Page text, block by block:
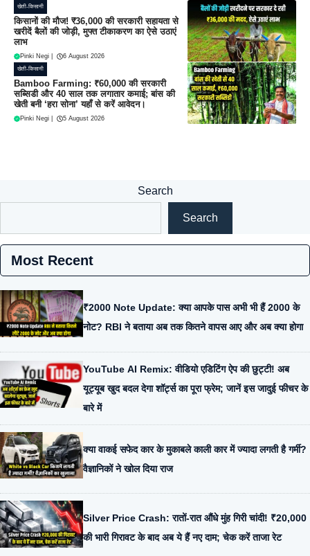
खेती-किसानी
किसानों की मौज! ₹36,000 की सरकारी सहायता से
खरीदें बैलों की जोड़ी, मुफ्त टीकाकरण का ऐसे उठाएं
लाभ
Pinki Negi 6 August 2026
खेती-किसानी
Bamboo Farming: ₹60,000 की सरकारी
सब्सिडी और 40 साल तक लगातार कमाई; बांस की
खेती बनी ‘हरा सोना’ यहाँ से करें आवेदन।
Pinki Negi 5 August 2026
Search
Search
Most Recent
₹2000 Note Update: क्या आपके पास अभी भी हैं 2000 के
नोट? RBI ने बताया अब तक कितने वापस आए और अब क्या होगा
YouTube AI Remix: वीडियो एडिटिंग ऐप की छुट्टी! अब
यूट्यूब खुद बदल देगा शॉर्ट्स का पूरा फ्रेम; जानें इस जादुई फीचर के
बारे में
क्या वाकई सफेद कार के मुकाबले काली कार में ज्यादा लगती है गर्मी?
वैज्ञानिकों ने खोल दिया राज
Silver Price Crash: रातों-रात औंधे मुंह गिरी चांदी! ₹20,000
की भारी गिरावट के बाद अब ये हैं नए दाम; चेक करें ताजा रेट